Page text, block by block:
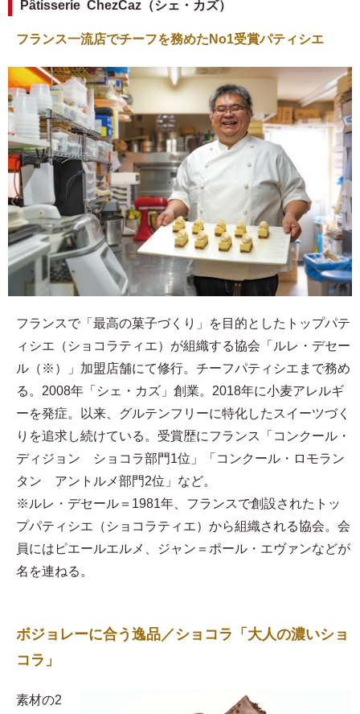
Pâtisserie ChezCaz（シェ・カズ）
フランス一流店でチーフを務めたNo1受賞パティシエ
フランスで「最高の菓子づくり」を目的としたトップパテ
ィシエ（ショコラティエ）が組織する協会「ルレ・デセー
ル（※）」加盟店舗にて修行。チーフパティシエまで務め
る。2008年「シェ・カズ」創業。2018年に小麦アレルギ
ーを発症。以来、グルテンフリーに特化したスイーツづく
りを追求し続けている。受賞歴にフランス「コンクール・
ディジョン ショコラ部門1位」「コンクール・ロモラン
タン アントルメ部門2位」など。
※ルレ・デセール＝1981年、フランスで創設されたトッ
プパティシエ（ショコラティエ）から組織される協会。会
員にはピエールエルメ、ジャン＝ポール・エヴァンなどが
名を連ねる。
ボジョレーに合う逸品／ショコラ「大人の濃いショ
コラ」
素材の2